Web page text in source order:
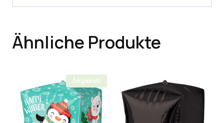
Ähnliche Produkte
Angebot!